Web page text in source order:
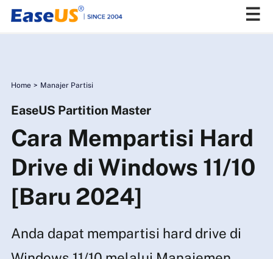
Home > Manajer Partisi
EaseUS Partition Master
Cara Mempartisi Hard
Drive di Windows 11/10
[Baru 2024]
Anda dapat mempartisi hard drive di